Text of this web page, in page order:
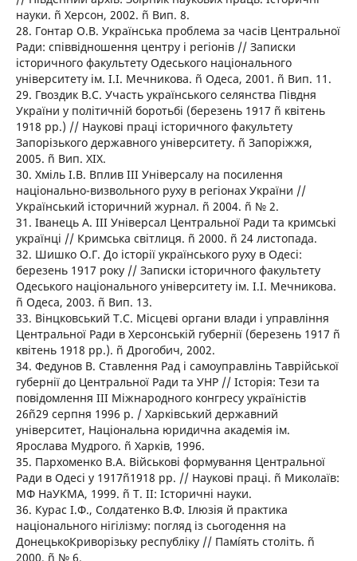
науки. ñ Херсон, 2002. ñ Вип. 8.
28. Гонтар О.В. Українська проблема за часів Центральної
Ради: співвідношення центру і регіонів // Записки
історичного факультету Одеського національного
університету ім. І.І. Мечникова. ñ Одеса, 2001. ñ Вип. 11.
29. Гвоздик В.С. Участь українського селянства Півдня
України у політичній боротьбі (березень 1917 ñ квітень
1918 рр.) // Наукові праці історичного факультету
Запорізького державного університету. ñ Запоріжжя,
2005. ñ Вип. ХІХ.
30. Хміль І.В. Вплив ІІІ Універсалу на посилення
національно-визвольного руху в регіонах України //
Український історичний журнал. ñ 2004. ñ № 2.
31. Іванець А. ІІІ Універсал Центральної Ради та кримські
українці // Кримська світлиця. ñ 2000. ñ 24 листопада.
32. Шишко О.Г. До історії українського руху в Одесі:
березень 1917 року // Записки історичного факультету
Одеського національного університету ім. І.І. Мечникова.
ñ Одеса, 2003. ñ Вип. 13.
33. Вінцковський Т.С. Місцеві органи влади і управління
Центральної Ради в Херсонській губернії (березень 1917 ñ
квітень 1918 рр.). ñ Дрогобич, 2002.
34. Федунов В. Ставлення Рад і самоуправлінь Таврійської
губернії до Центральної Ради та УНР // Історія: Тези та
повідомлення ІІІ Міжнародного конгресу україністів
26ñ29 серпня 1996 р. / Харківський державний
університет, Національна юридична академія ім.
Ярослава Мудрого. ñ Харків, 1996.
35. Пархоменко В.А. Військові формування Центральної
Ради в Одесі у 1917ñ1918 рр. // Наукові праці. ñ Миколаїв:
МФ НаУКМА, 1999. ñ Т. ІІ: Історичні науки.
36. Курас І.Ф., Солдатенко В.Ф. Ілюзія й практика
національного нігілізму: погляд із сьогодення на
ДонецькоКриворізьку республіку // Памíять століть. ñ
2000. ñ № 6.